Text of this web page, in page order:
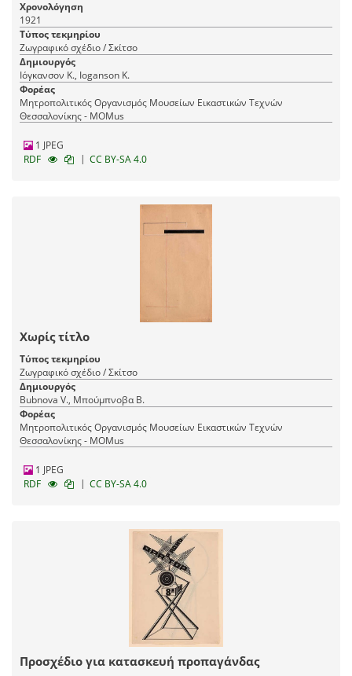
Χρονολόγηση
1921
Τύπος τεκμηρίου
Ζωγραφικό σχέδιο / Σκίτσο
Δημιουργός
Ιόγκανσον Κ., Ioganson K.
Φορέας
Μητροπολιτικός Οργανισμός Μουσείων Εικαστικών Τεχνών
Θεσσαλονίκης - MOMus
1 JPEG
RDF
| CC BY-SA 4.0
Χωρίς τίτλο
Τύπος τεκμηρίου
Ζωγραφικό σχέδιο / Σκίτσο
Δημιουργός
Bubnova V., Μπούμπνοβα Β.
Φορέας
Μητροπολιτικός Οργανισμός Μουσείων Εικαστικών Τεχνών
Θεσσαλονίκης - MOMus
1 JPEG
RDF
| CC BY-SA 4.0
Προσχέδιο για κατασκευή προπαγάνδας